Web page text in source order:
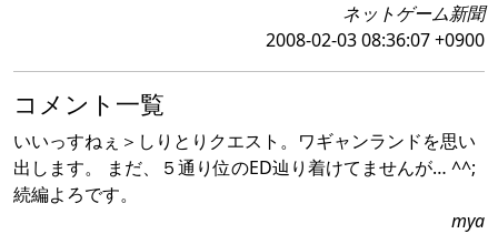
ネットゲーム新聞
2008-02-03 08:36:07 +0900
コメント一覧
いいっすねぇ＞しりとりクエスト。ワギャンランドを思い
出します。 まだ、５通り位のED辿り着けてませんが… ^^;
続編よろです。
mya